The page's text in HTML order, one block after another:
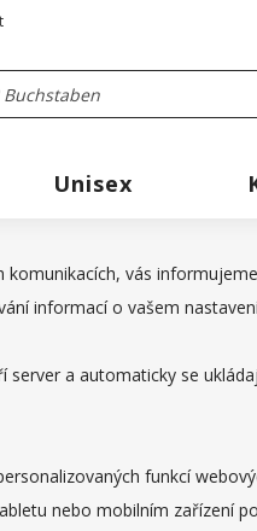
Unisex
komunikacích, vás
informací o vašem
a automaticky se
funkcí
nebo mobilním zařízení